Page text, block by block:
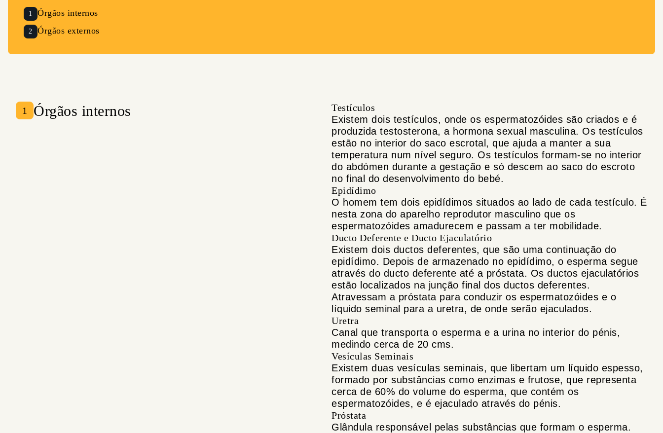
1 Órgãos internos
2 Órgãos externos
1 Órgãos internos
Testículos
Existem dois testículos, onde os espermatozóides são criados e é
produzida testosterona, a hormona sexual masculina. Os testículos
estão no interior do saco escrotal, que ajuda a manter a sua
temperatura num nível seguro. Os testículos formam-se no interior
do abdómen durante a gestação e só descem ao saco do escroto
no final do desenvolvimento do bebé.
Epidídimo
O homem tem dois epidídimos situados ao lado de cada testículo. É
nesta zona do aparelho reprodutor masculino que os
espermatozóides amadurecem e passam a ter mobilidade.
Ducto Deferente e Ducto Ejaculatório
Existem dois ductos deferentes, que são uma continuação do
epidídimo. Depois de armazenado no epidídimo, o esperma segue
através do ducto deferente até a próstata. Os ductos ejaculatórios
estão localizados na junção final dos ductos deferentes.
Atravessam a próstata para conduzir os espermatozóides e o
líquido seminal para a uretra, de onde serão ejaculados.
Uretra
Canal que transporta o esperma e a urina no interior do pénis,
medindo cerca de 20 cms.
Vesículas Seminais
Existem duas vesículas seminais, que libertam um líquido espesso,
formado por substâncias como enzimas e frutose, que representa
cerca de 60% do volume do esperma, que contém os
espermatozóides, e é ejaculado através do pénis.
Próstata
Glândula responsável pelas substâncias que formam o esperma.